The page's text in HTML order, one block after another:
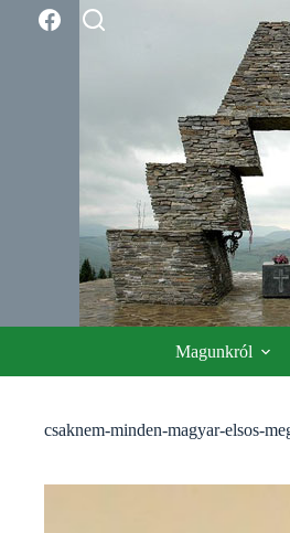
Magunkról
csaknem-minden-magyar-elsos-